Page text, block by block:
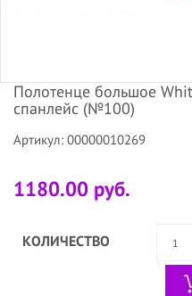
Полотенце большое
спанлейс (№100)
Артикул: 00000010269
1180.00 руб.
КОЛИЧЕСТВО